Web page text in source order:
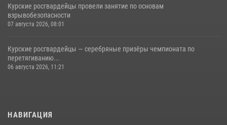
Курские росгвардейцы провели занятие по основам
взрывобезопасности
07 августа 2026, 08:01
Курские росгвардейцы — серебряные призёры чемпионата по
перетягиванию...
06 августа 2026, 11:21
НАВИГАЦИЯ